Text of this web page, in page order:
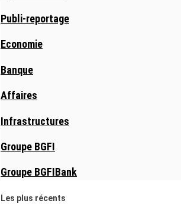
Publi-reportage
Economie
Banque
Affaires
Infrastructures
Groupe BGFI
Groupe BGFIBank
Les plus récents